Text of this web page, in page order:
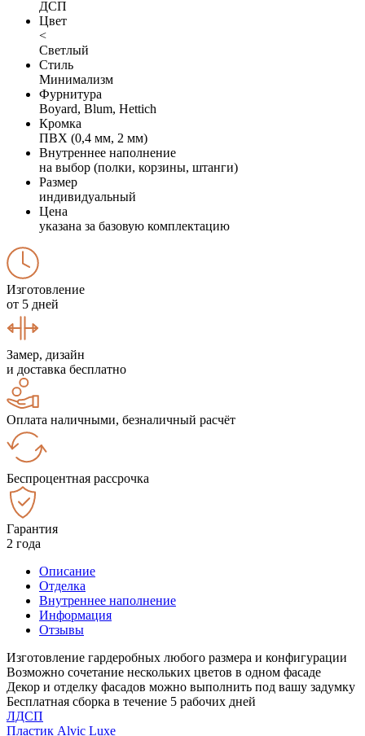
ДСП
Цвет
<
Светлый
Стиль
Минимализм
Фурнитура
Boyard, Blum, Hettich
Кромка
ПВХ (0,4 мм, 2 мм)
Внутреннее наполнение
на выбор (полки, корзины, штанги)
Размер
индивидуальный
Цена
указана за базовую комплектацию
Изготовление
от 5 дней
Замер, дизайн
и доставка бесплатно
Оплата наличными, безналичный расчёт
Беспроцентная рассрочка
Гарантия
2 года
Описание
Отделка
Внутреннее наполнение
Информация
Отзывы
Изготовление гардеробных любого размера и конфигурации
Возможно сочетание нескольких цветов в одном фасаде
Декор и отделку фасадов можно выполнить под вашу задумку
Бесплатная сборка в течение 5 рабочих дней
ЛДСП
Пластик Alvic Luxe